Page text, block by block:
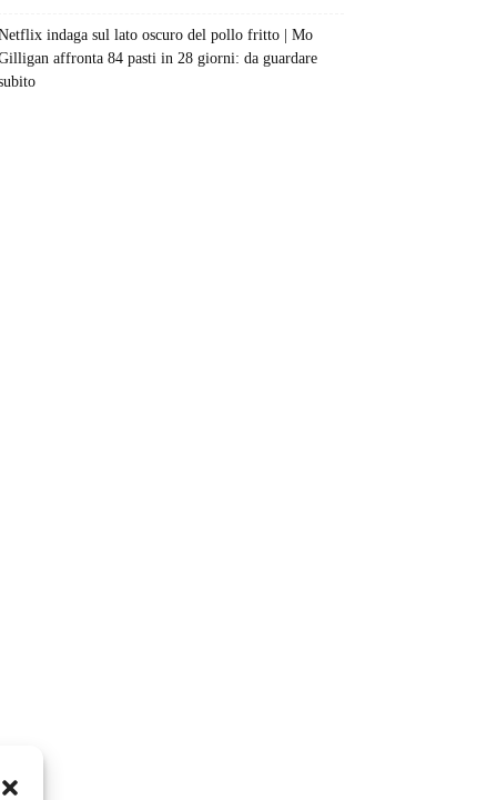
indaga sul lato oscuro del pollo fritto | Mo
affronta 84 pasti in 28 giorni: da guardare